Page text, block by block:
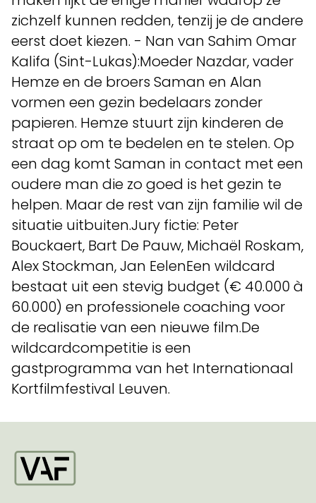
zichzelf kunnen redden, tenzij je de andere
eerst doet kiezen. - Nan van Sahim Omar
Kalifa (Sint-Lukas):Moeder Nazdar, vader
Hemze en de broers Saman en Alan
vormen een gezin bedelaars zonder
papieren. Hemze stuurt zijn kinderen de
straat op om te bedelen en te stelen. Op
een dag komt Saman in contact met een
oudere man die zo goed is het gezin te
helpen. Maar de rest van zijn familie wil de
situatie uitbuiten.Jury fictie: Peter
Bouckaert, Bart De Pauw, Michaël Roskam,
Alex Stockman, Jan EelenEen wildcard
bestaat uit een stevig budget (€ 40.000 à
60.000) en professionele coaching voor
de realisatie van een nieuwe film.De
wildcardcompetitie is een
gastprogramma van het Internationaal
Kortfilmfestival Leuven.